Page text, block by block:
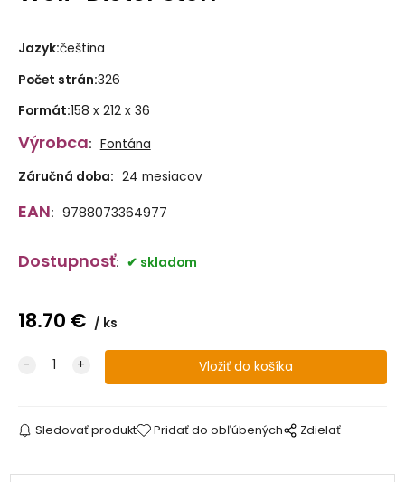
Jazyk:čeština
Počet strán:326
Formát:158 x 212 x 36
Výrobca: Fontána
Záručná doba: 24 mesiacov
EAN: 9788073364977
Dostupnosť: skladom
18.70 € ks
Sledovať produkt Pridať do obľúbených Zdielať